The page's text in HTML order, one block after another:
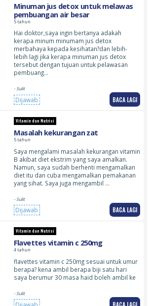
Minuman jus detox untuk melawas
pembuangan air besar
5 tahun
Hai doktor,saya ingin bertanya adakah
kerapa minum minumam jus detox
merbahaya kepada kesihatan?dan lebih-
lebih lagi jika kerapa minuman jus detox
tersebut dengan tujuan untuk pelawasan
pembuang…
- Sulit
Dijawab BACA LAGI
Vitamin dan Nutrisi
Masalah kekurangan zat
5 tahun
Saya mengalami masalah kekurangan vitamin
B akibat diet ekstrim yang saya amalkan.
Namun, saya sudah berhenti mengamalkan
diet itu dan cuba mengamalkan pemakanan
yang sihat. Saya juga mengambil …
- Sulit
Dijawab BACA LAGI
Vitamin dan Nutrisi
Flavettes vitamin c 250mg
4 tahun
flavettes vitamin c 250mg sesuai untuk umur
berapa? kena ambil berapa biji satu hari
saya berumur 30 masa haid boleh ambil ke
- Sulit
Dijawab BACA LAGI